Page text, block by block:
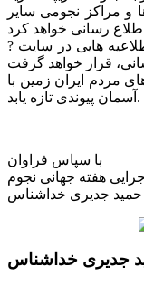
و مراکز نجومی سایر
? همچنین سایر جزئیات برنامه در مجموعه اطلاعیه هایی در سایت
مردم ایران زمین با
آسمان پیوندی تازه یابد.
با سپاس فراوان
هفته جهانی نجوم
حمید جدیری خداشناس
جدیری خداشناس